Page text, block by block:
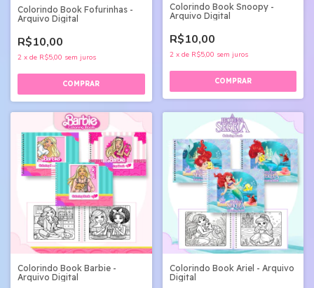
Colorindo Book Fofurinhas -
Arquivo Digital
R$10,00
2 x de R$5,00 sem juros
Colorindo Book Snoopy -
Arquivo Digital
R$10,00
2 x de R$5,00 sem juros
Colorindo Book Barbie -
Arquivo Digital
Colorindo Book Ariel - Arquivo
Digital